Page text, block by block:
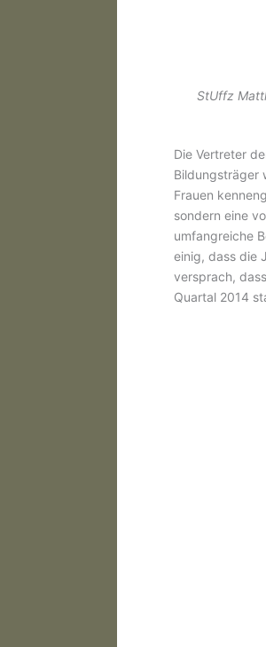
StUffz
Die Vertreter
Bildungsträger
Frauen
sondern eine
umfangreiche
einig, dass die
versprach,
Quartal 2014